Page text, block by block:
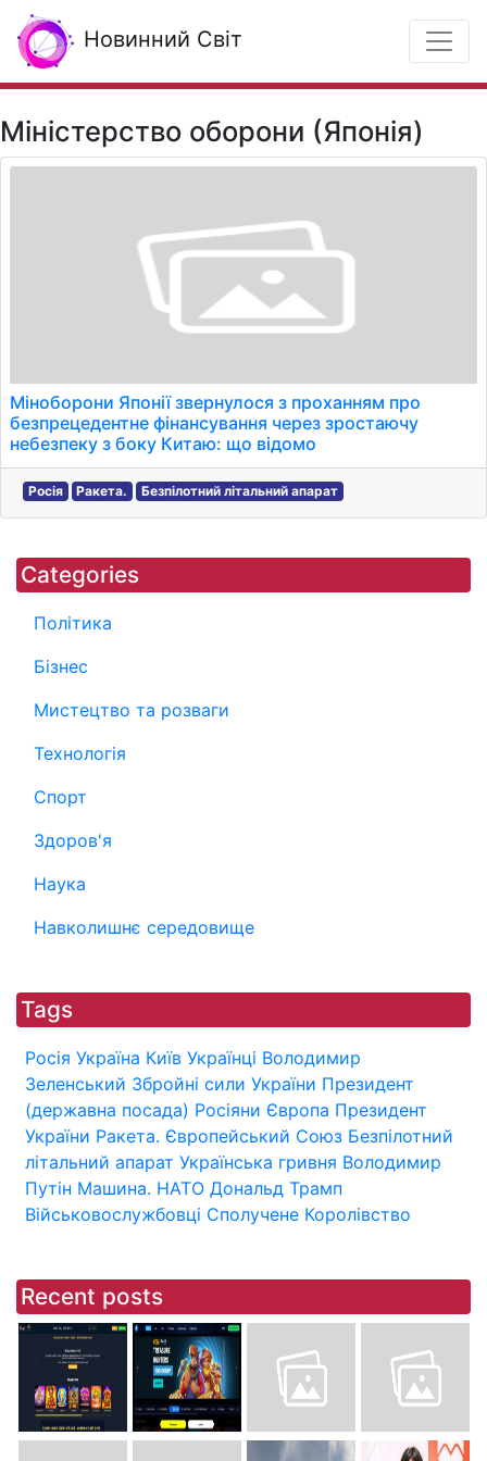
Новинний Світ
Міністерство оборони (Японія)
Міноборони Японії звернулося з проханням про
безпрецедентне фінансування через зростаючу
небезпеку з боку Китаю: що відомо
Росія Ракета. Безпілотний літальний апарат
Categories
Політика
Бізнес
Мистецтво та розваги
Технологія
Спорт
Здоров'я
Наука
Навколишнє середовище
Tags
Росія Україна Київ Українці Володимир
Зеленський Збройні сили України Президент
(державна посада) Росіяни Європа Президент
України Ракета. Європейський Союз Безпілотний
літальний апарат Українська гривня Володимир
Путін Машина. НАТО Дональд Трамп
Військовослужбовці Сполучене Королівство
Recent posts